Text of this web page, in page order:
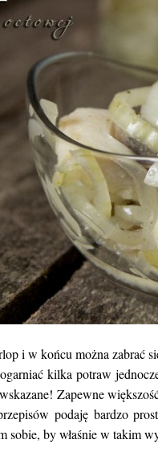
i w końcu można zabrać
kilka potraw
Zapewne
podaję bardzo
sobie, by właśnie w takim